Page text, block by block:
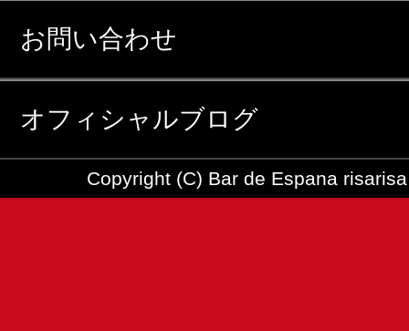
お問い合わせ
オフィシャルブログ
Copyright (C) Bar de Espana